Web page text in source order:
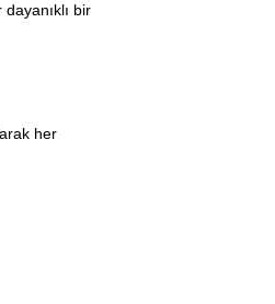
bir
her